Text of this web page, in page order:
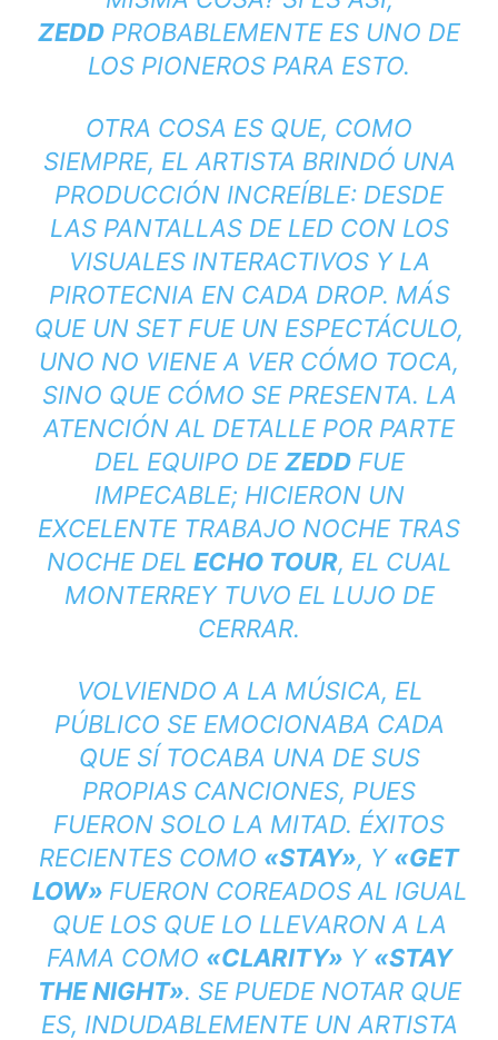
ZEDD PROBABLEMENTE ES UNO DE
LOS PIONEROS PARA ESTO.
OTRA COSA ES QUE, COMO
SIEMPRE, EL ARTISTA BRINDÓ UNA
PRODUCCIÓN INCREÍBLE: DESDE
LAS PANTALLAS DE LED CON LOS
VISUALES INTERACTIVOS Y LA
PIROTECNIA EN CADA DROP. MÁS
QUE UN SET FUE UN ESPECTÁCULO,
UNO NO VIENE A VER CÓMO TOCA,
SINO QUE CÓMO SE PRESENTA. LA
ATENCIÓN AL DETALLE POR PARTE
DEL EQUIPO DEZEDDFUE
IMPECABLE; HICIERON UN
EXCELENTE TRABAJO NOCHE TRAS
NOCHE DEL ECHO TOUR, EL CUAL
MONTERREY TUVO EL LUJO DE
CERRAR.
VOLVIENDO A LA MÚSICA, EL
PÚBLICO SE EMOCIONABA CADA
QUE SÍ TOCABA UNA DE SUS
PROPIAS CANCIONES, PUES
FUERON SOLO LA MITAD. ÉXITOS
RECIENTES COMO «STAY», Y «GET
LOW» FUERON COREADOS AL IGUAL
QUE LOS QUE LO LLEVARON A LA
FAMA COMO «CLARITY» Y «STAY
THE NIGHT». SE PUEDE NOTAR QUE
ES, INDUDABLEMENTE UN ARTISTA